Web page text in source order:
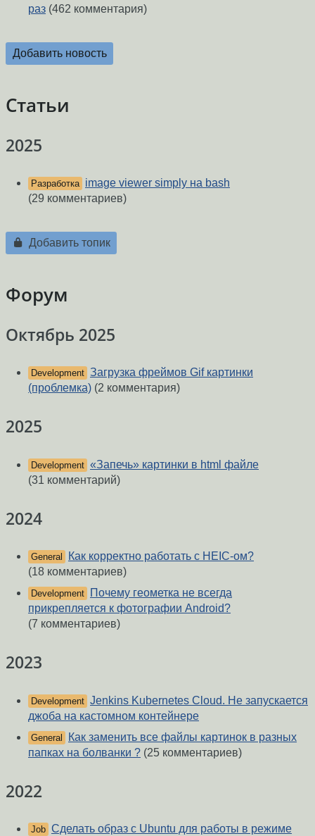
раз (462 комментария)
Добавить новость
Статьи
2025
Разработка image viewer simply на bash
(29 комментариев)
Добавить топик
Форум
Октябрь 2025
Development Загрузка фреймов Gif картинки
(проблемка) (2 комментария)
2025
Development «Запечь» картинки в html файле
(31 комментарий)
2024
General
Как корректно работать с HEIC-ом?
(18 комментариев)
Development
Почему геометка не всегда
прикрепляется к фотографии Android?
(7 комментариев)
2023
Development Jenkins Kubernetes Cloud. Не запускается
джоба на кастомном контейнере
General
Как заменить все файлы картинок в разных
папках на болванки ? (25 комментариев)
2022
Job Сделать образ с Ubuntu для работы в режиме